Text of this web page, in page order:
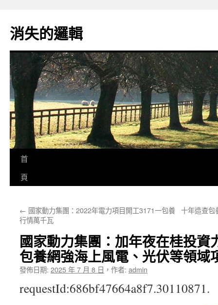
主
要
消失的邏輯
首
頁
← 國家動力集團：2022年電力項目開工3171一包養
行情萬千瓦
十年造查包
國家動力集團：加年夜在桂投資
包養網強海上風電、光伏等領域
發佈日期: 2025 年 7 月 8 日 ， 作者: admin
requestId:686bf47664a8f7.30110871.